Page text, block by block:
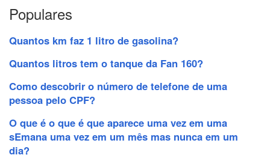
Populares
Quantos km faz 1 litro de gasolina?
Quantos litros tem o tanque da Fan 160?
Como descobrir o número de telefone de uma
pessoa pelo CPF?
O que é o que é que aparece uma vez em uma
sEmana uma vez em um mês mas nunca em um
dia?